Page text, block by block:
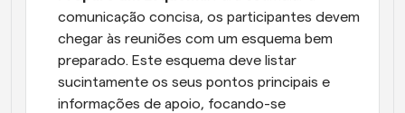
comunicação concisa, os participantes devem
chegar às reuniões com um esquema bem
preparado. Este esquema deve listar
sucintamente os seus pontos principais e
informações de apoio, focando-se